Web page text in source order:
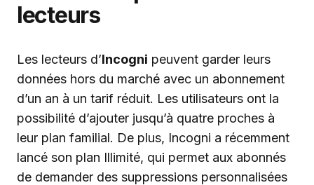
lecteurs
Les lecteurs d’Incogni peuvent garder leurs
données hors du marché avec un abonnement
d’un an à un tarif réduit. Les utilisateurs ont la
possibilité d’ajouter jusqu’à quatre proches à
leur plan familial. De plus, Incogni a récemment
lancé son plan Illimité, qui permet aux abonnés
de demander des suppressions personnalisées